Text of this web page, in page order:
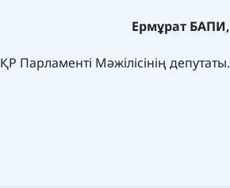
Ермұрат БАПИ,
ҚР Парламенті Мәжілісінің депутаты.